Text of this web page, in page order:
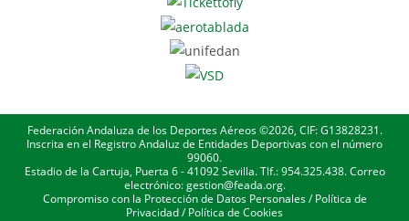
Federación Andaluza de los Deportes Aéreos ©2026, CIF: G13828231.
Inscrita en el Registro Andaluz de Entidades Deportivas con el número
99060.
Estadio de la Cartuja, Puerta 6 - 41092 Sevilla. Tlf.: 954.325.438. Correo
electrónico: gestion@feada.org.
Compromiso con la Protección de Datos Personales/Política de
Privacidad/Política de Cookies